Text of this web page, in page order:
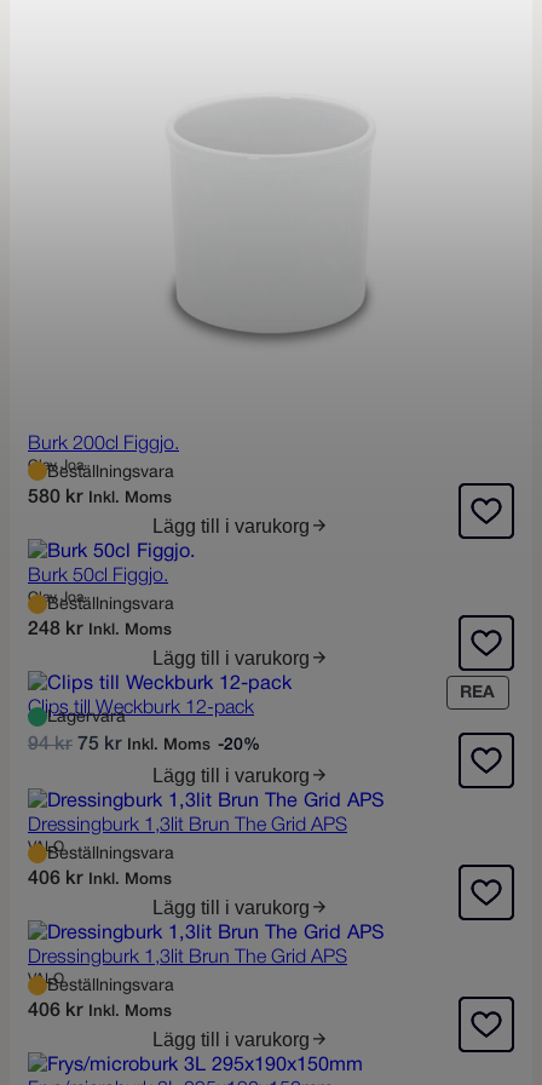
Burk 200cl Figgjo.
Olav Joa
Beställningsvara
580 kr Inkl. Moms
Lägg till i varukorg
Burk 50cl Figgjo.
Olav Joa
Beställningsvara
248 kr Inkl. Moms
Lägg till i varukorg
REA
R
O
D
U
P
Å
Clips till Weckburk 12-pack
Lagervara
94kr D
t
u
r
s
r
u
n
g
i
75 krD
t
n
u
v
r
a
n
d
p
Inkl. Moms -20%
Lägg till i varukorg
Dressingburk 1,3lit Brun The Grid APS
VALOBeställningsvara
406 kr Inkl. Moms
Lägg till i varukorg
Dressingburk 1,3lit Brun The Grid APS
VALOBeställningsvara
406 kr Inkl. Moms
Lägg till i varukorg